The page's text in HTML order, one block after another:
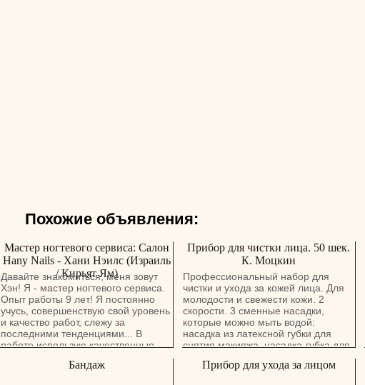
Похожие объявления:
Мастер ногтевого сервиса: Салон
Hany Nails - Хани Нэилс (Израиль
/ Кирьят Ям)
Давайте знакомиться, меня зовут
Хэн! Я - мастер ногтевого сервиса.
Опыт работы 9 лет! Я постоянно
учусь, совершенствую свой уровень
и качество работ, слежу за
последними тенденциями... В
работе использую качественные
насчитывает более 200 цветов! Я
Прибор для чистки лица. 50 шек.
К. Моцкин
Профессиональный набор для
чистки и ухода за кожей лица. Для
молодости и свежести кожи. 2
скорости. 3 сменные насадки,
которые можно мыть водой:
насадка из латексной губки для
снятия макияжа, насадка-губка для
насадка-щетка для бережной
Бандаж Прибор для ухода за лицом